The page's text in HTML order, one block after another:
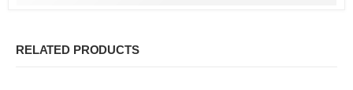
RELATED PRODUCTS